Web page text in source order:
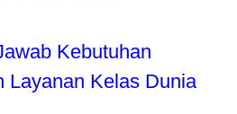
Kebutuhan
Layanan Kelas Dunia